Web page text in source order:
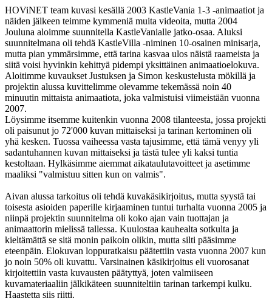
HOViNET team kuvasi kesällä 2003 KastleVania 1-3 -animaatiot ja
näiden jälkeen teimme kymmeniä muita videoita, mutta 2004
Jouluna aloimme suunnitella KastleVanialle jatko-osaa. Aluksi
suunnitelmana oli tehdä KastleVilla -niminen 10-osainen minisarja,
mutta pian ymmärsimme, että tarina kasvaa ulos näistä raameista ja
siitä voisi hyvinkin kehittyä pidempi yksittäinen animaatioelokuva.
Aloitimme kuvaukset Justuksen ja Simon keskustelusta mökillä ja
projektin alussa kuvittelimme olevamme tekemässä noin 40
minuutin mittaista animaatiota, joka valmistuisi viimeistään vuonna
2007.
Löysimme itsemme kuitenkin vuonna 2008 tilanteesta, jossa projekti
oli paisunut jo 72'000 kuvan mittaiseksi ja tarinan kertominen oli
yhä kesken. Tuossa vaiheessa vasta tajusimme, että tämä venyy yli
sadantuhannen kuvan mittaiseksi ja tästä tulee yli kaksi tuntia
kestoltaan. Hylkäsimme aiemmat aikataulutavoitteet ja asetimme
maaliksi "valmistuu sitten kun on valmis".
Aivan alussa tarkoitus oli tehdä kuvakäsikirjoitus, mutta syystä tai
toisesta asioiden paperille kirjaaminen tuntui turhalta vuonna 2005 ja
niinpä projektin suunnitelma oli koko ajan vain tuottajan ja
animaattorin mielissä tallessa. Kuulostaa kauhealta sotkulta ja
kieltämättä se sitä monin paikoin olikin, mutta silti pääsimme
eteenpäin. Elokuvan loppuratkaisu päätettiin vasta vuonna 2007 kun
jo noin 50% oli kuvattu. Varsinainen käsikirjoitus eli vuorosanat
kirjoitettiin vasta kuvausten päätyttyä, joten valmiiseen
kuvamateriaaliin jälkikäteen suunniteltiin tarinan tarkempi kulku.
Haastetta siis riitti.